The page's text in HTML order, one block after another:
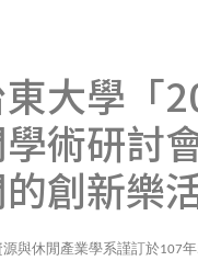
大學「
術研討
創新樂
與休閒產業學系謹訂於107年